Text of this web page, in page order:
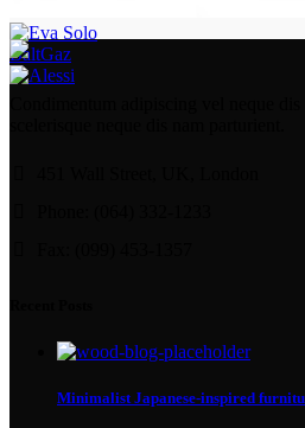
BaltGaz
Minimalist Japanese-inspired